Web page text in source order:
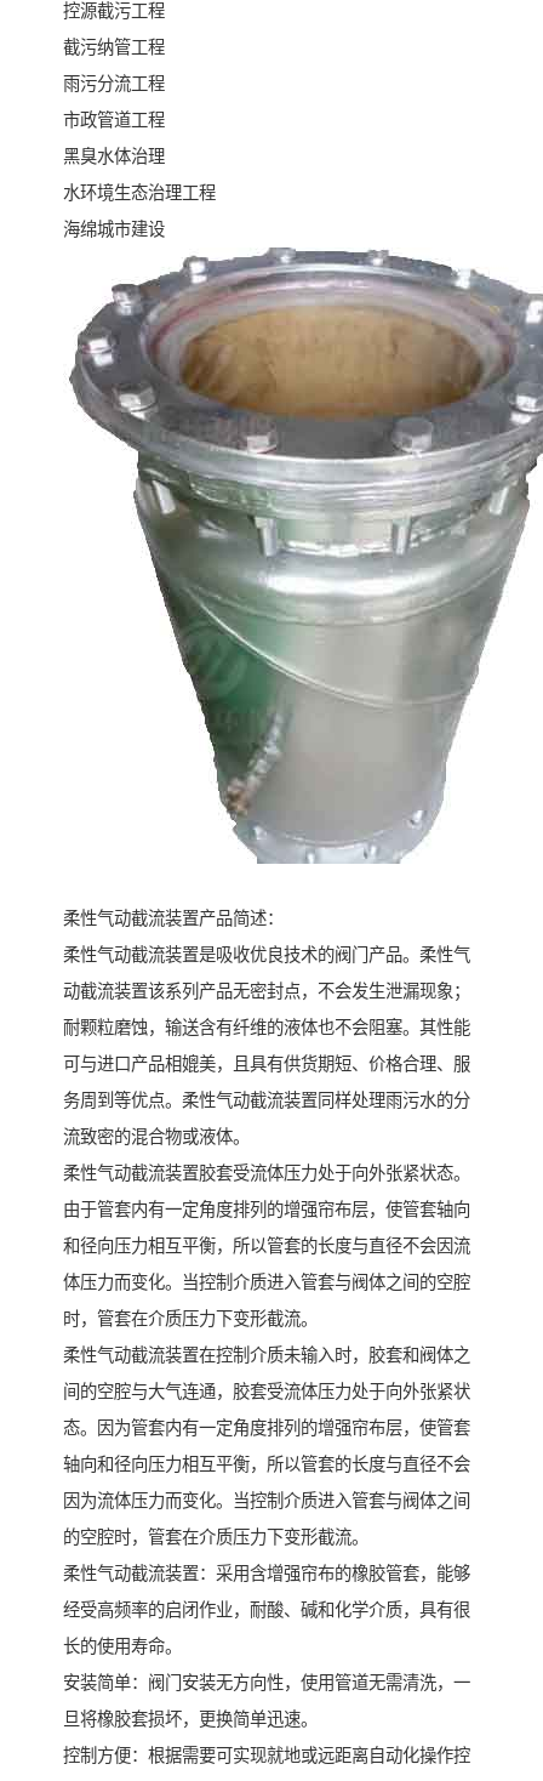
控源截污工程
截污纳管工程
雨污分流工程
市政管道工程
黑臭水体治理
水环境生态治理工程
海绵城市建设
柔性气动截流装置产品简述：
柔性气动截流装置是吸收优良技术的阀门产品。柔性气
动截流装置该系列产品无密封点，不会发生泄漏现象；
耐颗粒磨蚀，输送含有纤维的液体也不会阻塞。其性能
可与进口产品相媲美，且具有供货期短、价格合理、服
务周到等优点。柔性气动截流装置同样处理雨污水的分
流致密的混合物或液体。
柔性气动截流装置胶套受流体压力处于向外张紧状态。
由于管套内有一定角度排列的增强帘布层，使管套轴向
和径向压力相互平衡，所以管套的长度与直径不会因流
体压力而变化。当控制介质进入管套与阀体之间的空腔
时，管套在介质压力下变形截流。
柔性气动截流装置在控制介质未输入时，胶套和阀体之
间的空腔与大气连通，胶套受流体压力处于向外张紧状
态。因为管套内有一定角度排列的增强帘布层，使管套
轴向和径向压力相互平衡，所以管套的长度与直径不会
因为流体压力而变化。当控制介质进入管套与阀体之间
的空腔时，管套在介质压力下变形截流。
柔性气动截流装置：采用含增强帘布的橡胶管套，能够
经受高频率的启闭作业，耐酸、碱和化学介质，具有很
长的使用寿命。
安装简单：阀门安装无方向性，使用管道无需清洗，一
旦将橡胶套损坏，更换简单迅速。
控制方便：根据需要可实现就地或远距离自动化操作控